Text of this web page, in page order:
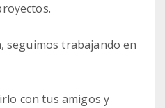
seguimos trabajando en
con tus amigos y